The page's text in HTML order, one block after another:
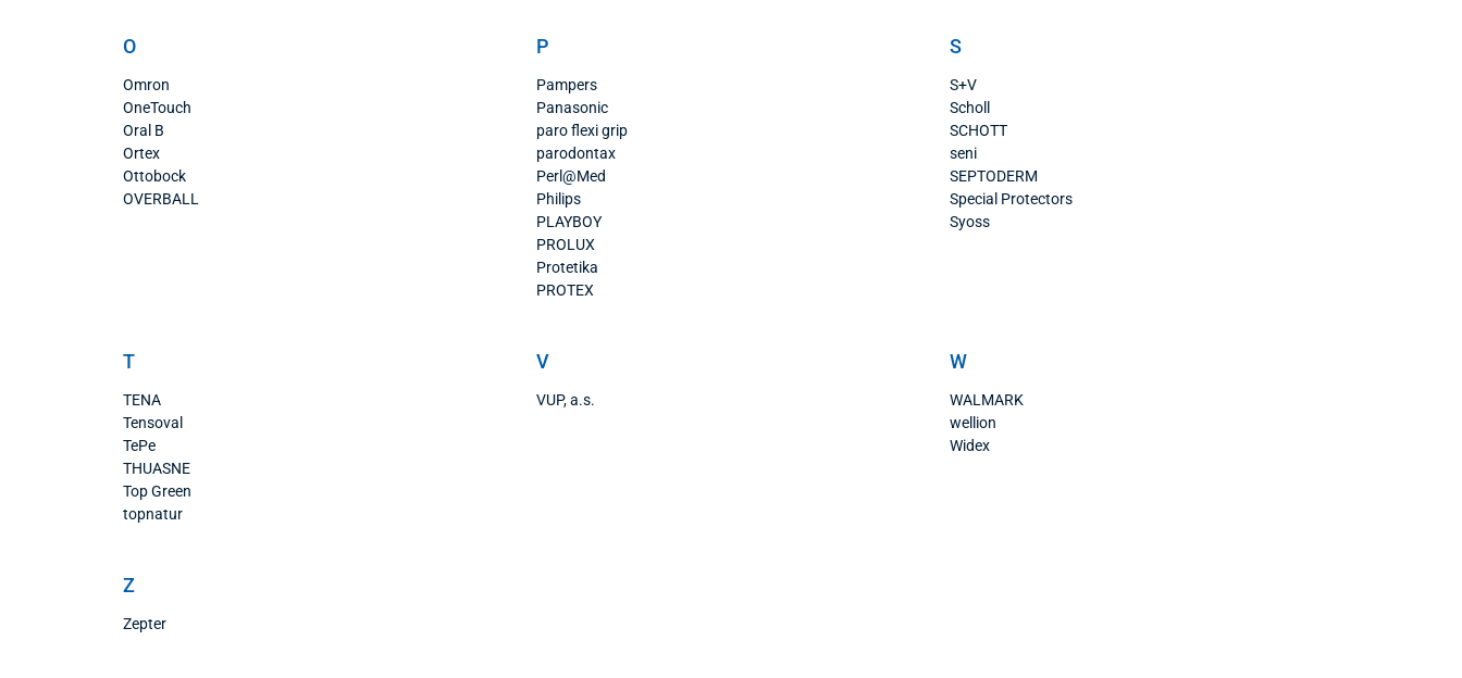
O
Omron
OneTouch
Oral B
Ortex
Ottobock
OVERBALL
P
Pampers
Panasonic
paro flexi grip
parodontax
Perl@Med
Philips
PLAYBOY
PROLUX
Protetika
PROTEX
S
S+V
Scholl
SCHOTT
seni
SEPTODERM
Special Protectors
Syoss
T
TENA
Tensoval
TePe
THUASNE
Top Green
topnatur
V
VUP, a.s.
W
WALMARK
wellion
Widex
Z
Zepter